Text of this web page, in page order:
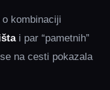
kombinaciji
i par “pametnih”
na cesti pokazala